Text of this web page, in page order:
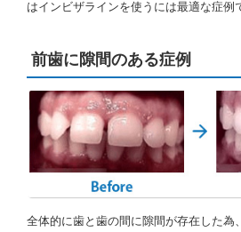
はインビザラインを使うには最適な症例
前歯に隙間のある症例
全体的に歯と歯の間に隙間が存在した為